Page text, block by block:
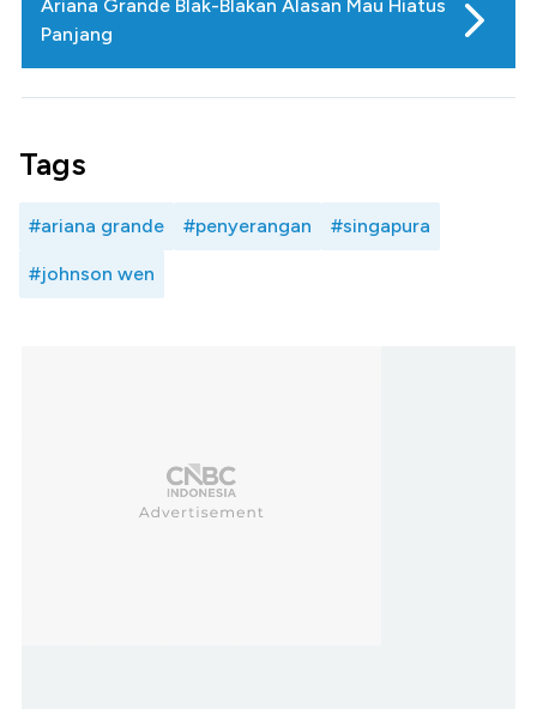
Ariana Grande Blak-Blakan Alasan Mau Hiatus
Panjang
Tags
#ariana grande #penyerangan #singapura
#johnson wen